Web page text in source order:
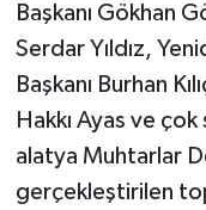
Başkanı Gökhan
Serdar Yıldız,
Başkanı Burhan
Hakkı Ayas ve çok
alatya Muhtarlar
gerçekleştirilen